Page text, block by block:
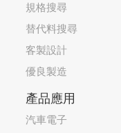
規格搜尋
替代料搜尋
客製設計
優良製造
產品應用
汽車電子